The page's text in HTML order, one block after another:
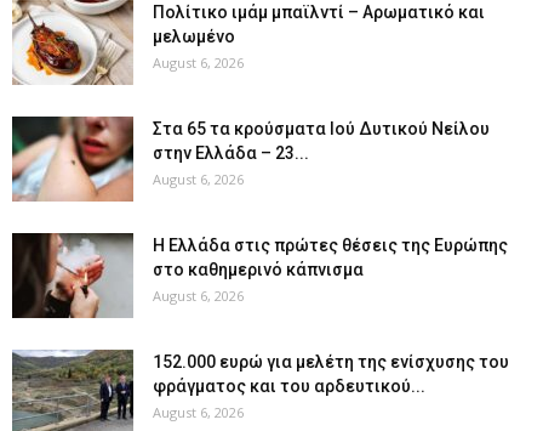
Πολίτικο ιμάμ μπαϊλντί – Αρωματικό και
μελωμένο
August 6, 2026
Στα 65 τα κρούσματα Ιού Δυτικού Νείλου
στην Ελλάδα – 23...
August 6, 2026
Η Ελλάδα στις πρώτες θέσεις της Ευρώπης
στο καθημερινό κάπνισμα
August 6, 2026
152.000 ευρώ για μελέτη της ενίσχυσης του
φράγματος και του αρδευτικού...
August 6, 2026